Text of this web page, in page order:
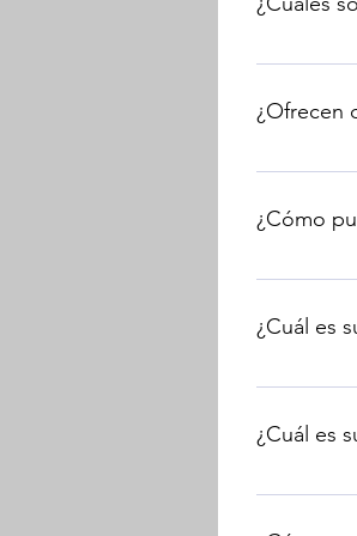
Puede
¿Ofrecen
Ofrezco un
¿Cómo
Cobro
¿Cuál es
Si necesita
tuviera
¿Cuál es
Es